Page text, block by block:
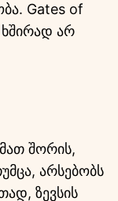
Gates of
არ
შორის,
არსებობს
ზევსის